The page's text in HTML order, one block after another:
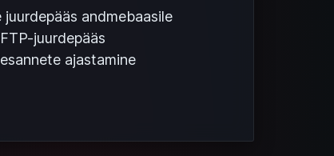
juurdepääs andmebaasile
juurdepääs
ajastamine